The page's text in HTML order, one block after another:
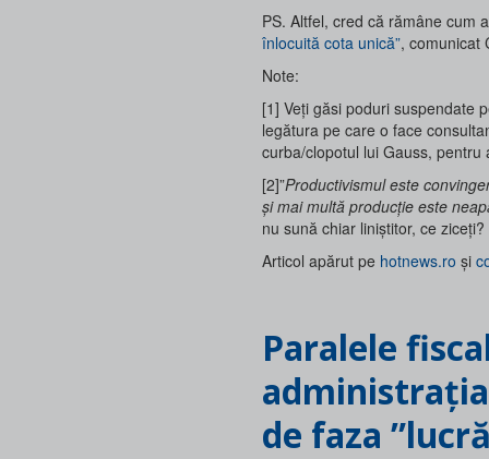
PS. Altfel, cred că rămâne cum
înlocuită cota unică”, comunicat
Note:
[1] Veți găsi poduri suspendate
legătura pe care o face
curba/clopotul lui Gauss,
[2]”Productivismul este
și mai multă producție este
nu sună chiar liniștitor, ce ziceți?
Articol apărut pe hotnews.ro și
Paralele fiscalo-educaționale: când
de faza